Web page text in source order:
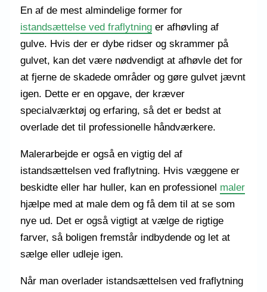
En af de mest almindelige former for
istandsættelse ved fraflytning er afhøvling af
gulve. Hvis der er dybe ridser og skrammer på
gulvet, kan det være nødvendigt at afhøvle det for
at fjerne de skadede områder og gøre gulvet jævnt
igen. Dette er en opgave, der kræver
specialværktøj og erfaring, så det er bedst at
overlade det til professionelle håndværkere.
Malerarbejde er også en vigtig del af
istandsættelsen ved fraflytning. Hvis væggene er
beskidte eller har huller, kan en professionel maler
hjælpe med at male dem og få dem til at se som
nye ud. Det er også vigtigt at vælge de rigtige
farver, så boligen fremstår indbydende og let at
sælge eller udleje igen.
Når man overlader istandsættelsen ved fraflytning